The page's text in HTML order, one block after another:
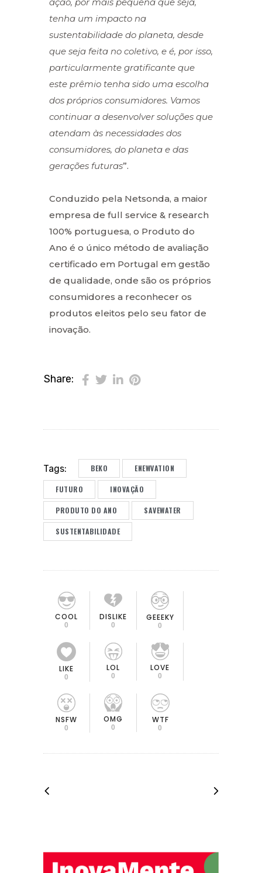
tenha um impacto na
sustentabilidade do planeta, desde
que seja feita no coletivo, e é, por isso,
particularmente gratificante que
este prêmio tenha sido uma escolha
dos próprios consumidores. Vamos
continuar a desenvolver soluções que
atendam às necessidades dos
consumidores, do planeta e das
gerações futuras”.
Conduzido pela Netsonda, a maior
empresa de full service & research
100% portuguesa, o Produto do
Ano é o único método de avaliação
certificado em Portugal em gestão
de qualidade, onde são os próprios
consumidores a reconhecer os
produtos eleitos pelo seu fator de
inovação.
Share:
Tags: BEKO ENEWVATION
FUTURO INOVAÇÃO
PRODUTO DO ANO SAVEWATER
SUSTENTABILIDADE
COOL
0
DISLIKE
0
GEEEKY
0
LIKE
0
LOL
0
LOVE
0
NSFW
0
OMG
0
WTF
0